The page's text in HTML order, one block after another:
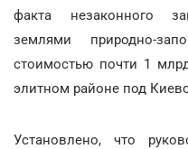
факта незаконного
землями природно-
стоимостью почти 1
элитном районе под
Установлено, что